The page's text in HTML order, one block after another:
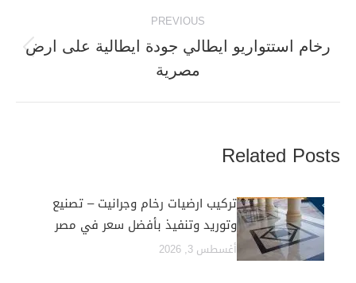
PREVIOUS
Previous
post:
رخام استتواريو ايطالي جودة ايطالية على ارض
مصرية
Related Posts
تركيب ارضيات رخام وجرانيت – تصنيع
وتوريد وتنفيذ بأفضل سعر في مصر
أغسطس 3, 2026